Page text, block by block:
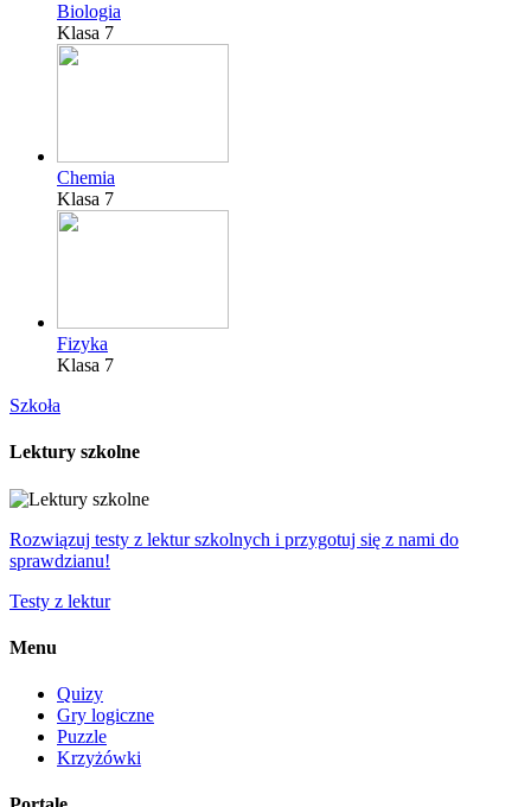
Biologia
Klasa 7
Chemia
Klasa 7
Fizyka
Klasa 7
Szkoła
Lektury szkolne
Rozwiązuj testy z lektur szkolnych i przygotuj się z nami do
sprawdzianu!
Testy z lektur
Menu
Quizy
Gry logiczne
Puzzle
Krzyżówki